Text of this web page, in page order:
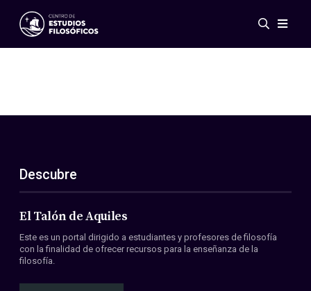
Eventos
ES
EN
Acerca de nosotros
Miembros
Convenios
Descubre
El Talón de Aquiles
Este es un portal dirigido a estudiantes y profesores de filosofía
con la finalidad de ofrecer recursos para la enseñanza de la
filosofía.